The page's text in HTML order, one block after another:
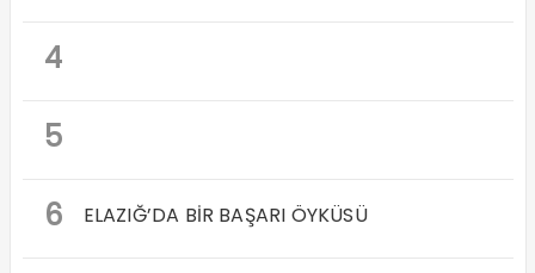
4
5
6
ELAZIĞ’DA BİR BAŞARI ÖYKÜSÜ